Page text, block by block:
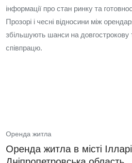
інформації про стан ринку та
Прозорі і чесні відносини між
збільшують шанси на довгострокову
співпрацю.
Оренда житла
Оренда житла в місті